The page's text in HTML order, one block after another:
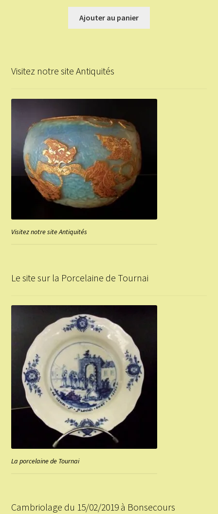
Ajouter au panier
Visitez notre site Antiquités
Visitez notre site Antiquités
Le site sur la Porcelaine de Tournai
La porcelaine de Tournai
Cambriolage du 15/02/2019 à Bonsecours